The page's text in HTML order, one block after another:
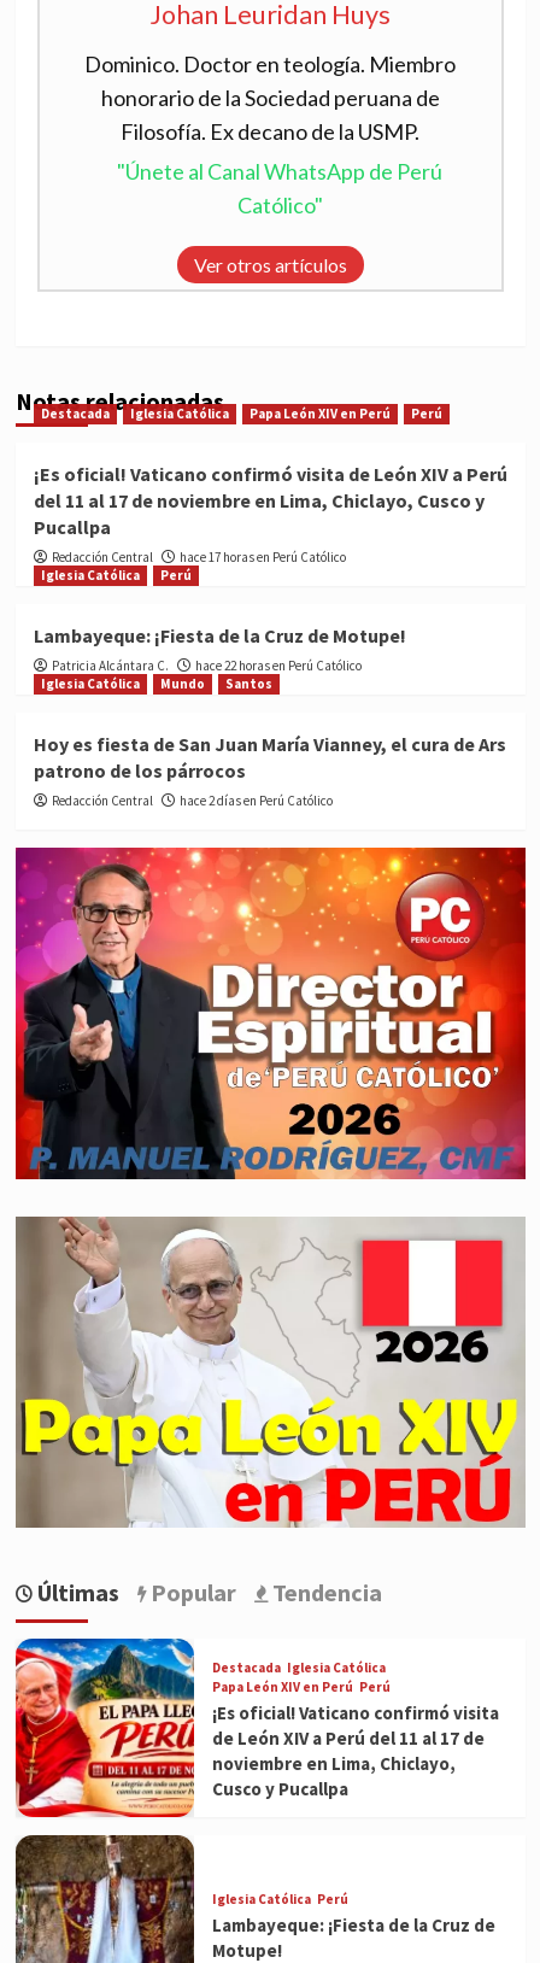
Johan Leuridan Huys
Dominico. Doctor en teología. Miembro
honorario de la Sociedad peruana de
Filosofía. Ex decano de la USMP.
"Únete al Canal WhatsApp de Perú
Católico"
Ver otros artículos
Notas relacionadas
Destacada Iglesia Católica Papa León XIV en Perú Perú
¡Es oficial! Vaticano confirmó visita de León XIV a Perú
del 11 al 17 de noviembre en Lima, Chiclayo, Cusco y
Pucallpa
Redacción Central
hace 17 horas en Perú Católico
Iglesia Católica
Perú
Lambayeque: ¡Fiesta de la Cruz de Motupe!
Patricia Alcántara C.
hace 22 horas en Perú Católico
Iglesia Católica
Mundo Santos
Hoy es fiesta de San Juan María Vianney, el cura de Ars
patrono de los párrocos
Redacción Central hace 2 días en Perú Católico
Últimas Popular Tendencia
Destacada Iglesia Católica
Papa León XIV en Perú Perú
¡Es oficial! Vaticano confirmó visita
de León XIV a Perú del 11 al 17 de
noviembre en Lima, Chiclayo,
Cusco y Pucallpa
Iglesia Católica Perú
Lambayeque: ¡Fiesta de la Cruz de
Motupe!